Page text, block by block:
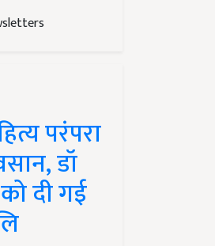
परंपरा
डॉ
दी गई